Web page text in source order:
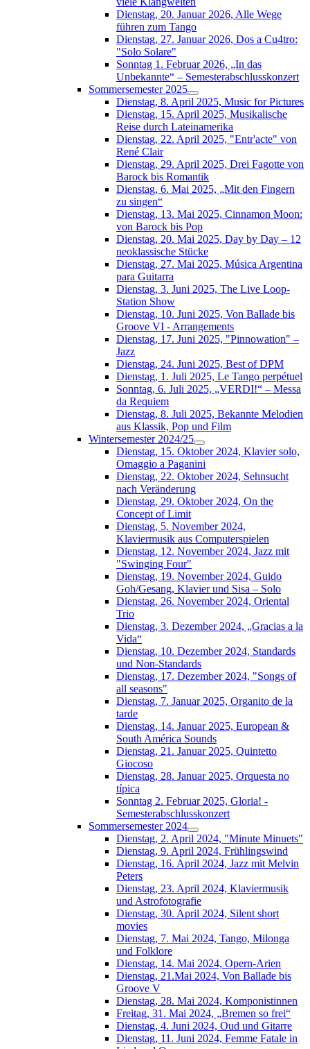
Dienstag, 20. Januar 2026, Alle Wege
führen zum Tango
Dienstag, 27. Januar 2026, Dos a Cu4tro:
"Solo Solare"
Sonntag 1. Februar 2026, „In das
Unbekannte“ – Semesterabschlusskonzert
Sommersemester 2025
Dienstag, 8. April 2025, Music for Pictures
Dienstag, 15. April 2025, Musikalische
Reise durch Lateinamerika
Dienstag, 22. April 2025, "Entr'acte" von
René Clair
Dienstag, 29. April 2025, Drei Fagotte von
Barock bis Romantik
Dienstag, 6. Mai 2025, „Mit den Fingern
zu singen“
Dienstag, 13. Mai 2025, Cinnamon Moon:
von Barock bis Pop
Dienstag, 20. Mai 2025, Day by Day – 12
neoklassische Stücke
Dienstag, 27. Mai 2025, Música Argentina
para Guitarra
Dienstag, 3. Juni 2025, The Live Loop-
Station Show
Dienstag, 10. Juni 2025, Von Ballade bis
Groove VI - Arrangements
Dienstag, 17. Juni 2025, "Pinnowation" –
Jazz
Dienstag, 24. Juni 2025, Best of DPM
Dienstag, 1. Juli 2025, Le Tango perpétuel
Sonntag, 6. Juli 2025, „VERDI!“ – Messa
da Requiem
Dienstag, 8. Juli 2025, Bekannte Melodien
aus Klassik, Pop und Film
Wintersemester 2024/25
Dienstag, 15. Oktober 2024, Klavier solo,
Omaggio a Paganini
Dienstag, 22. Oktober 2024, Sehnsucht
nach Veränderung
Dienstag, 29. Oktober 2024, On the
Concept of Limit
Dienstag, 5. November 2024,
Klaviermusik aus Computerspielen
Dienstag, 12. November 2024, Jazz mit
"Swinging Four"
Dienstag, 19. November 2024, Guido
Goh/Gesang, Klavier und Sisa – Solo
Dienstag, 26. November 2024, Oriental
Trio
Dienstag, 3. Dezember 2024, „Gracias a la
Vida“
Dienstag, 10. Dezember 2024, Standards
und Non-Standards
Dienstag, 17. Dezember 2024, "Songs of
all seasons"
Dienstag, 7. Januar 2025, Organito de la
tarde
Dienstag, 14. Januar 2025, European &
South América Sounds
Dienstag, 21. Januar 2025, Quintetto
Giocoso
Dienstag, 28. Januar 2025, Orquesta no
típica
Sonntag 2. Februar 2025, Gloria! -
Semesterabschlusskonzert
Sommersemester 2024
Dienstag, 2. April 2024, "Minute Minuets"
Dienstag, 9. April 2024, Frühlingswind
Dienstag, 16. April 2024, Jazz mit Melvin
Peters
Dienstag, 23. April 2024, Klaviermusik
und Astrofotografie
Dienstag, 30. April 2024, Silent short
movies
Dienstag, 7. Mai 2024, Tango, Milonga
und Folklore
Dienstag, 14. Mai 2024, Opern-Arien
Dienstag, 21.Mai 2024, Von Ballade bis
Groove V
Dienstag, 28. Mai 2024, Komponistinnen
Freitag, 31. Mai 2024, „Bremen so frei“
Dienstag, 4. Juni 2024, Oud und Gitarre
Dienstag, 11. Juni 2024, Femme Fatale in